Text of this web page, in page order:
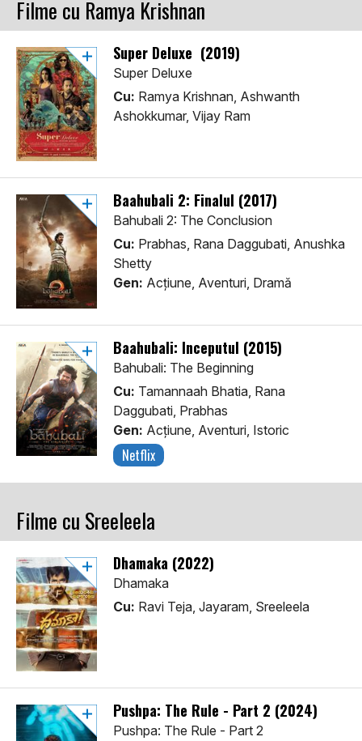
Filme cu Ramya Krishnan
Super Deluxe (2019)
Super Deluxe
Cu: Ramya Krishnan, Ashwanth
Ashokkumar, Vijay Ram
Baahubali 2: Finalul (2017)
Bahubali 2: The Conclusion
Cu: Prabhas, Rana Daggubati, Anushka
Shetty
Gen: Acţiune, Aventuri, Dramă
Baahubali: Începutul (2015)
Bahubali: The Beginning
Cu: Tamannaah Bhatia, Rana
Daggubati, Prabhas
Gen: Acţiune, Aventuri, Istoric
Netflix
Filme cu Sreeleela
Dhamaka (2022)
Dhamaka
Cu: Ravi Teja, Jayaram, Sreeleela
Pushpa: The Rule - Part 2 (2024)
Pushpa: The Rule - Part 2